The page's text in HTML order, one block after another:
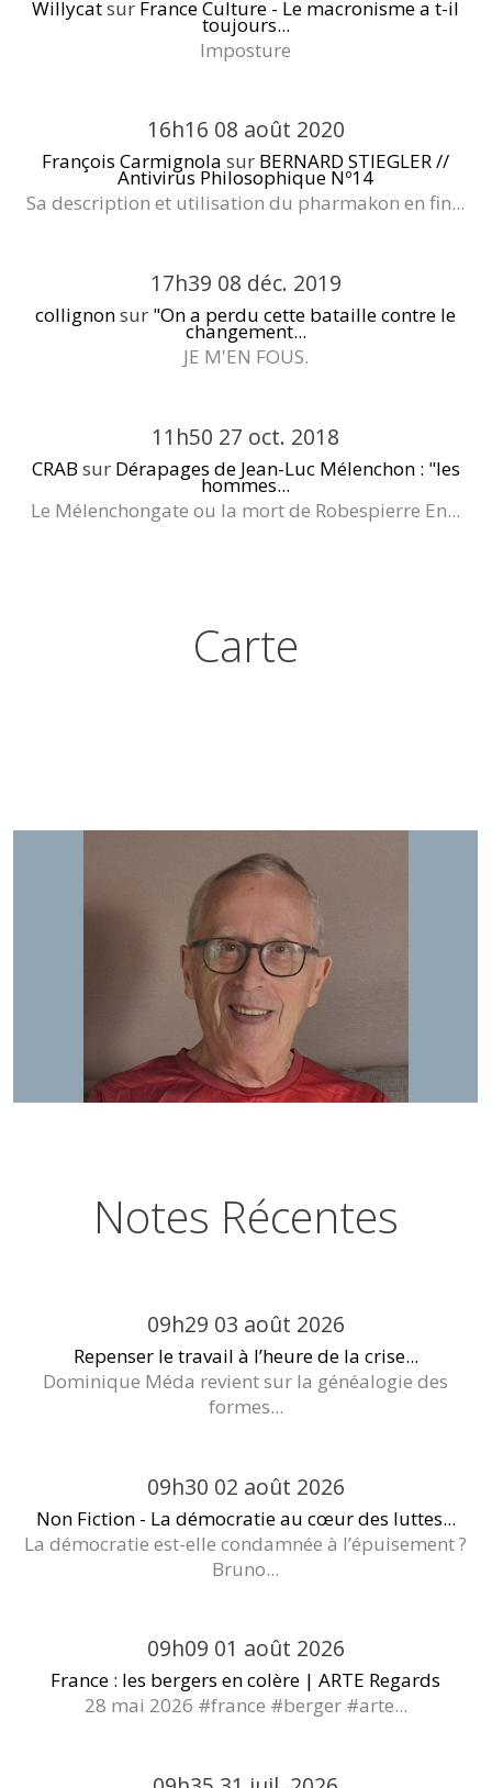
Willycatsur France Culture - Le macronisme a t-il
toujours...
Imposture
16h16 08 août 2020
François Carmignola sur BERNARD STIEGLER //
Antivirus Philosophique Nº14
Sa description et utilisation du pharmakon en fin...
17h39 08 déc. 2019
collignonsur "On a perdu cette bataille contre le
changement...
JE M'EN FOUS.
11h50 27 oct. 2018
CRAB sur Dérapages de Jean-Luc Mélenchon : "les
hommes...
Le Mélenchongate ou la mort de Robespierre En...
Carte
Notes Récentes
09h29 03 août 2026
Repenser le travail à l’heure de la crise...
Dominique Méda revient sur la généalogie des
formes...
09h30 02 août 2026
Non Fiction - La démocratie au cœur des luttes...
La démocratie est-elle condamnée à l’épuisement ?
Bruno...
09h09 01 août 2026
France : les bergers en colère | ARTE Regards
28 mai 2026 #france #berger #arte...